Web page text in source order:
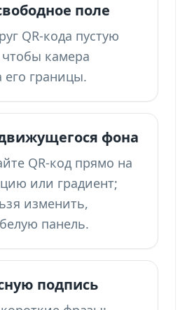
поле
QR-кода пустую
камера
его границы.
фона
QR-код прямо на
или градиент;
изменить,
панель.
подпись